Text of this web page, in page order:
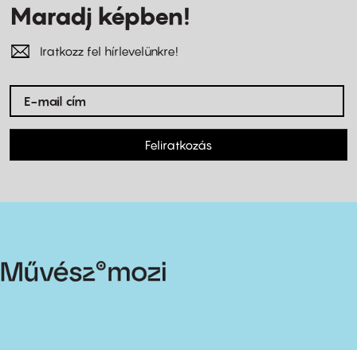
Maradj képben!
Iratkozz fel hírlevelünkre!
Feliratkozás